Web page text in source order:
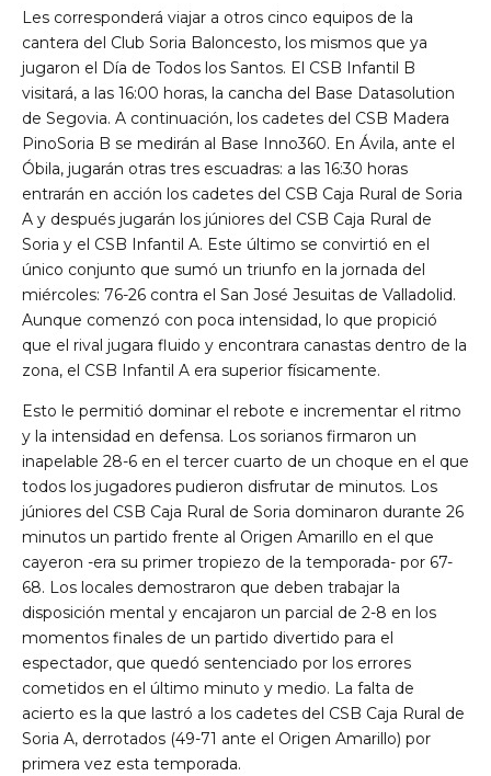
Les corresponderá viajar a otros cinco equipos de la
cantera del Club Soria Baloncesto, los mismos que ya
jugaron el Día de Todos los Santos. El CSB Infantil B
visitará, a las 16:00 horas, la cancha del Base Datasolution
de Segovia. A continuación, los cadetes del CSB Madera
PinoSoria B se medirán al Base Inno360. En Ávila, ante el
Óbila, jugarán otras tres escuadras: a las 16:30 horas
entrarán en acción los cadetes del CSB Caja Rural de Soria
A y después jugarán los júniores del CSB Caja Rural de
Soria y el CSB Infantil A. Este último se convirtió en el
único conjunto que sumó un triunfo en la jornada del
miércoles: 76-26 contra el San José Jesuitas de Valladolid.
Aunque comenzó con poca intensidad, lo que propició
que el rival jugara fluido y encontrara canastas dentro de la
zona, el CSB Infantil A era superior físicamente.
Esto le permitió dominar el rebote e incrementar el ritmo
y la intensidad en defensa. Los sorianos firmaron un
inapelable 28-6 en el tercer cuarto de un choque en el que
todos los jugadores pudieron disfrutar de minutos. Los
júniores del CSB Caja Rural de Soria dominaron durante 26
minutos un partido frente al Origen Amarillo en el que
cayeron -era su primer tropiezo de la temporada- por 67-
68. Los locales demostraron que deben trabajar la
disposición mental y encajaron un parcial de 2-8 en los
momentos finales de un partido divertido para el
espectador, que quedó sentenciado por los errores
cometidos en el último minuto y medio. La falta de
acierto es la que lastró a los cadetes del CSB Caja Rural de
Soria A, derrotados (49-71 ante el Origen Amarillo) por
primera vez esta temporada.